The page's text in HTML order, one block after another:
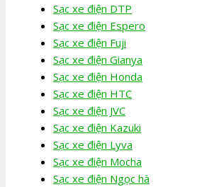
Sạc xe điện DTP
Sạc xe điện Espero
Sạc xe điện Fuji
Sạc xe điện Gianya
Sạc xe điện Honda
Sạc xe điện HTC
Sạc xe điện JVC
Sạc xe điện Kazuki
Sạc xe điện Lyva
Sạc xe điện Mocha
Sạc xe điện Ngọc hà